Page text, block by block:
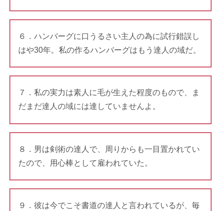
６．ハンバーグに口うるさい主人の為に試行錯誤し
はや30年。私の作るハンバーグはもう達人の域だ。
７．私の実力は素人に毛が生えた程度のもので、ま
だまだ達人の域には達していませんよ。
８．男は剣術の達人で、周りからも一目置かれてい
たので、用心棒として雇われていた。
９．彼は今でこそ書道の達人と言われているが、毎